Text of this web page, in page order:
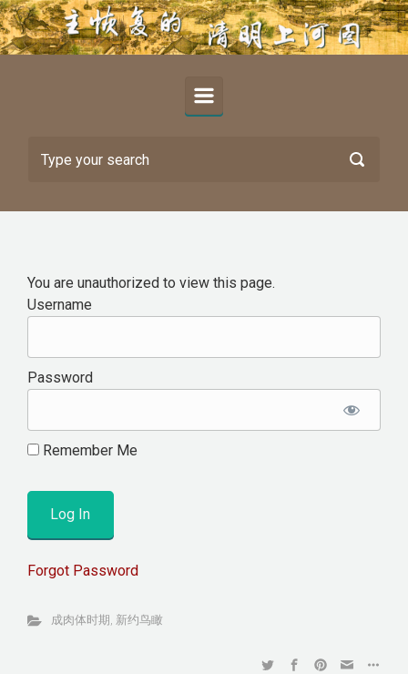
Skip to main content
You are unauthorized to view this page.
Username
Password
Remember Me
Forgot Password
成肉体时期 , 新约鸟瞰